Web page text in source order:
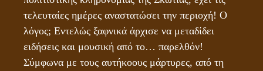
τελευταίες ημέρες αναστατώσει την περιοχή! Ο
λόγος; Εντελώς ξαφνικά άρχισε να μεταδίδει
ειδήσεις και μουσική από το… παρελθόν!
Σύμφωνα με τους αυτήκοους μάρτυρες, από τη